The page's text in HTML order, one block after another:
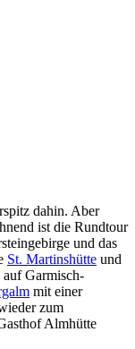
dahin. Aber
ist die Rundtour
und das
St. Martinshütte und
Garmisch-
mit einer
zum
Almhütte